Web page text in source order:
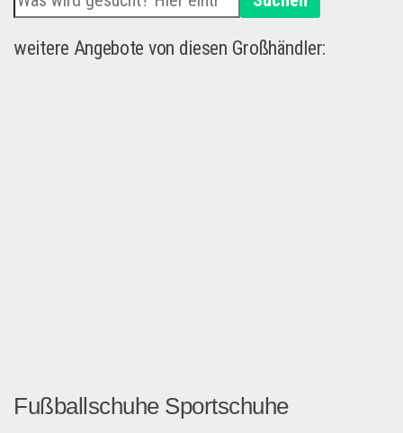
weitere Angebote von diesen Großhändler:
Fußballschuhe Sportschuhe